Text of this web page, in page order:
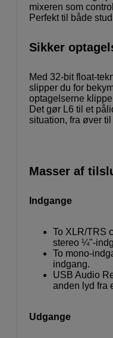
mixeren som
Perfekt til både
Sikker
Med 32-bit float-
slipper du for
optagelserne
Det gør L6 til et
situation, fra øver
Masser af
Indgange
To XLR/TRS
stereo ¼"-
To mono-
indgang.
USB Audio
anden lyd fra
Udgange